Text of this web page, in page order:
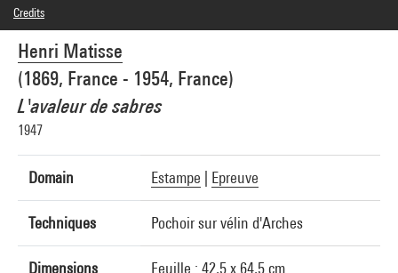
Henri Matisse
(1869, France - 1954, France)
L'avaleur de sabres
1947
Domain Estampe Epreuve
Techniques Pochoir sur vélin d'Arches
Dimensions
Feuille : 42,5 x 64,5 cm
Credits
Domaine public
Photo credits : Centre Pompidou, MNAM-CCI/Georges Meguerditchian/Dist.
GrandPalaisRmn
Image reference : 4N71141